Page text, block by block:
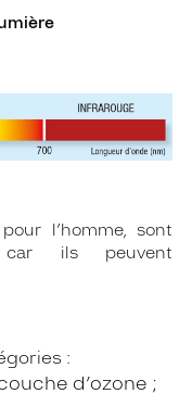
l’homme, sont
car ils peuvent
:
d’ozone ;